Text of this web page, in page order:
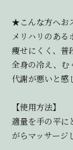
★こんな方へお
メリハリのある
痩せにくく、普
全身の冷え、む
代謝が悪いと感
【使用方法】
適量を手の平に
がらマッサージ